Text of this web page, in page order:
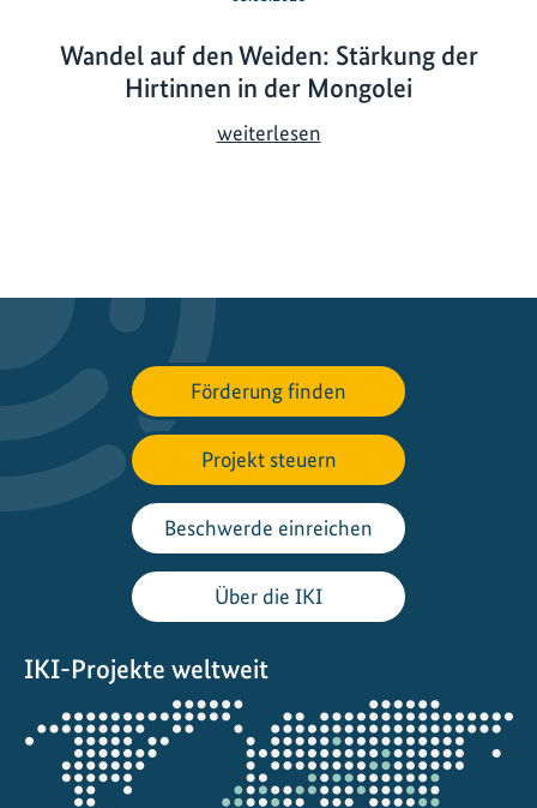
Wandel auf den Weiden: Stärkung der
Hirtinnen in der Mongolei
weiterlesenW
f
d
e
n
W
e
i
d
e
t
ä
r
Förderung finden
Projekt steuern
Beschwerde einreichen
Über die IKI
IKI-Projekte weltweit
Öffnet
die
Projektkarte